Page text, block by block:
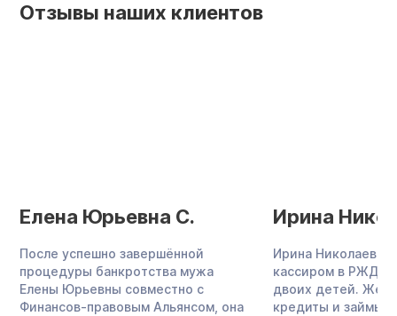
Отзывы наших клиентов
Елена Юрьевна С.
После успешно завершённой
процедуры банкротства мужа
Елены Юрьевны совместно с
Финансов-правовым Альянсом, она
Ирина
Ирина Николаевна
кассиром в РЖД,
двоих детей.
кредиты и займы